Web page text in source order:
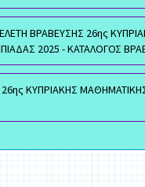
ΒΡΑΒΕΥΣΗΣ 26ης
2025 - ΚΑΤΑΛΟΓΟΣ
ΚΥΠΡΙΑΚΗΣ